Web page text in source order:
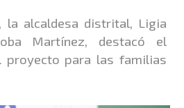
la alcaldesa distrital, Ligia
Martínez, destacó el
proyecto para las familias